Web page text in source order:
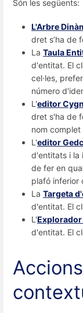
Són les següents:
L'Arbre
dret s’ha de
La Taula
d'entitat. El
cel·les,
número
L'editor
dret s'ha de
nom
L'editor
d'entitats i la
de fer en
plafó inferior
La Targeta
d'entitat. El
L'Explorador
d'entitat. El